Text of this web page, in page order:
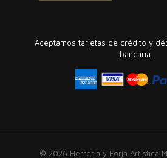
Aceptamos tarjetas de crédito y
bancaria.
© 2026 Herrería y Forja Artística